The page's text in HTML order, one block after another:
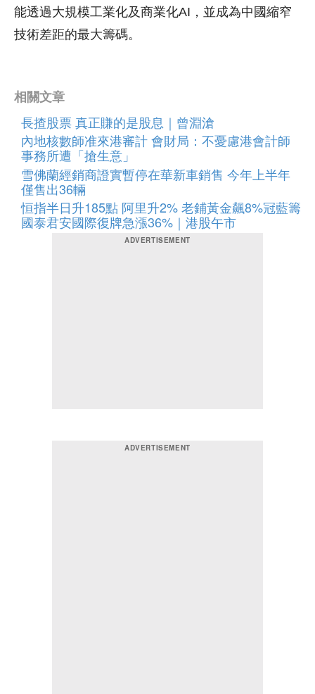
能透過大規模工業化及商業化AI，並成為中國縮窄
技術差距的最大籌碼。
相關文章
長揸股票 真正賺的是股息｜曾淵滄
內地核數師准來港審計 會財局：不憂慮港會計師
事務所遭「搶生意」
雪佛蘭經銷商證實暫停在華新車銷售 今年上半年
僅售出36輛
恒指半日升185點 阿里升2% 老鋪黃金飆8%冠藍籌
國泰君安國際復牌急漲36%｜港股午市